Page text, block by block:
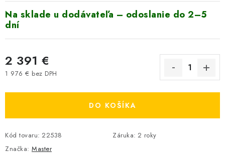
REFERENCIE
KONTAKTY
Obchodné podmienky
Zásady ochrany osobných údajov
Na sklade u dodávateľa – odoslanie do 2–5
dní
2 391 €
1 976 € bez DPH
DO KOŠÍKA
Kód tovaru: 22538 Záruka: 2 roky
Značka: Master